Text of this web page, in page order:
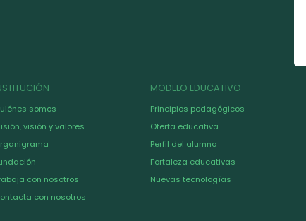
somos
visión y valores
con nosotros
con nosotros
MODELO EDUCATIVO
Principios pedagógicos
Oferta educativa
Perfil del alumno
Fortaleza educativas
Nuevas tecnologías